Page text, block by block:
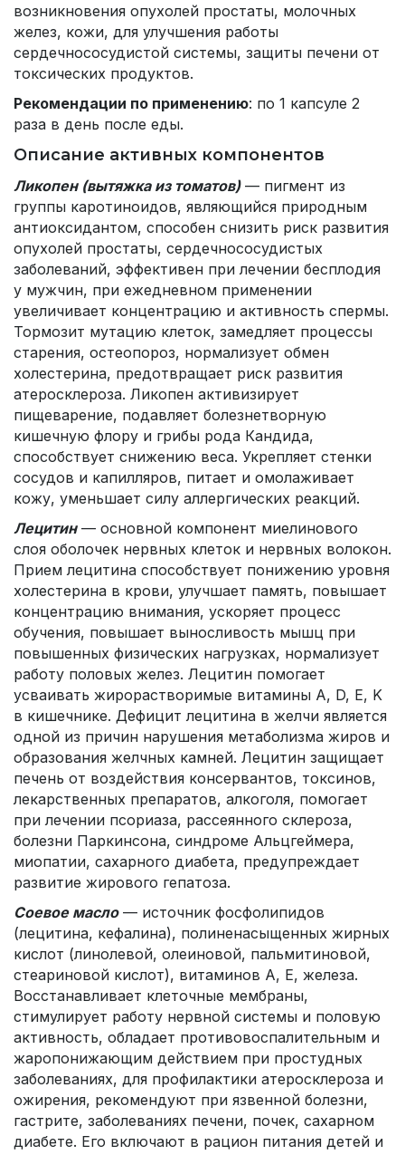
возникновения опухолей простаты, молочных
желез, кожи, для улучшения работы
сердечнососудистой системы, защиты печени от
токсических продуктов.
Рекомендации по применению: по 1 капсуле 2
раза в день после еды.
Описание активных компонентов
Ликопен (вытяжка из томатов)— пигмент из
группы каротиноидов, являющийся природным
антиоксидантом, способен снизить риск развития
опухолей простаты, сердечнососудистых
заболеваний, эффективен при лечении бесплодия
у мужчин, при ежедневном применении
увеличивает концентрацию и активность спермы.
Тормозит мутацию клеток, замедляет процессы
старения, остеопороз, нормализует обмен
холестерина, предотвращает риск развития
атеросклероза. Ликопен активизирует
пищеварение, подавляет болезнетворную
кишечную флору и грибы рода Кандида,
способствует снижению веса. Укрепляет стенки
сосудов и капилляров, питает и омолаживает
кожу, уменьшает силу аллергических реакций.
Лецитин— основной компонент миелинового
слоя оболочек нервных клеток и нервных волокон.
Прием лецитина способствует понижению уровня
холестерина в крови, улучшает память, повышает
концентрацию внимания, ускоряет процесс
обучения, повышает выносливость мышц при
повышенных физических нагрузках, нормализует
работу половых желез. Лецитин помогает
усваивать жирорастворимые витамины A, D, E, K
в кишечнике. Дефицит лецитина в желчи является
одной из причин нарушения метаболизма жиров и
образования желчных камней. Лецитин защищает
печень от воздействия консервантов, токсинов,
лекарственных препаратов, алкоголя, помогает
при лечении псориаза, рассеянного склероза,
болезни Паркинсона, синдроме Альцгеймера,
миопатии, сахарного диабета, предупреждает
развитие жирового гепатоза.
Соевое масло— источник фосфолипидов
(лецитина, кефалина), полиненасыщенных жирных
кислот (линолевой, олеиновой, пальмитиновой,
стеариновой кислот), витаминов А, Е, железа.
Восстанавливает клеточные мембраны,
стимулирует работу нервной системы и половую
активность, обладает противовоспалительным и
жаропонижающим действием при простудных
заболеваниях, для профилактики атеросклероза и
ожирения, рекомендуют при язвенной болезни,
гастрите, заболеваниях печени, почек, сахарном
диабете. Его включают в рацион питания детей и